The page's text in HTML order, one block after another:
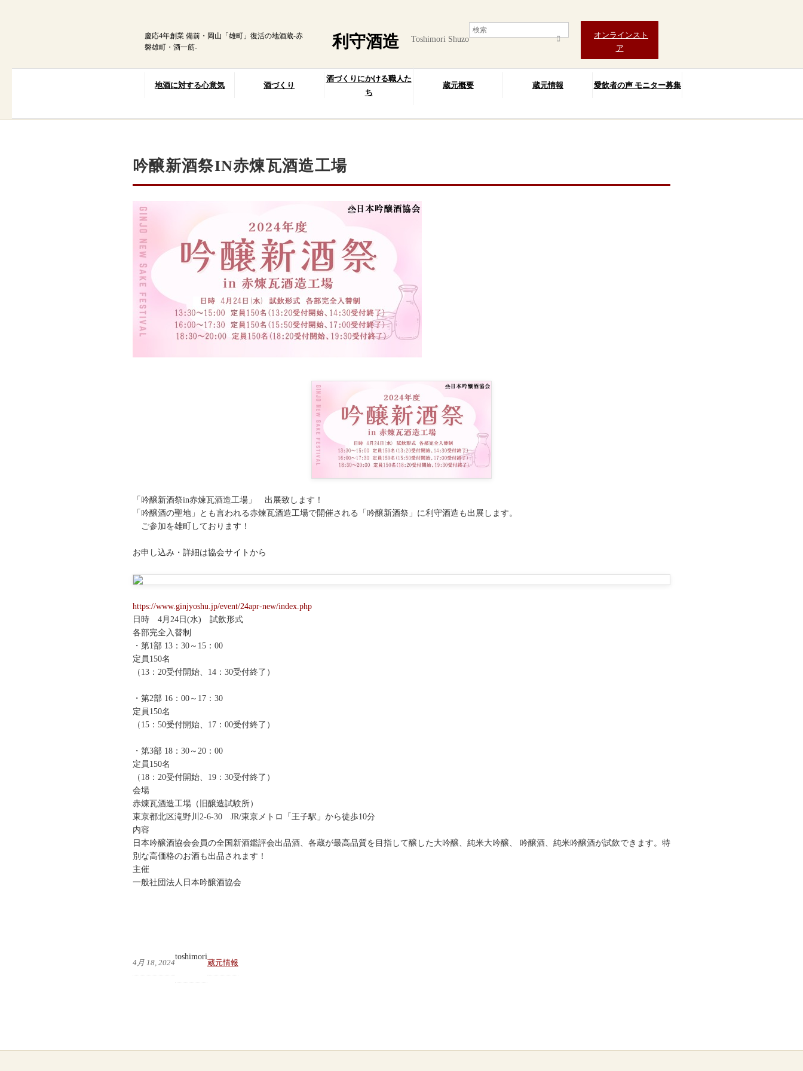
オンラインスト
ア
慶応4年創業 備前・岡山「雄町」復活の地酒蔵-赤
磐雄町・酒一筋-
利守酒造 Toshimori Shuzo
地酒に対する心意気 酒づくり
酒づくりにかける職人た
ち
蔵元概要 蔵元情報 愛飲者の声 モニター募集
吟醸新酒祭IN赤煉瓦酒造工場
「吟醸新酒祭in赤煉瓦酒造工場」 出展致します！
「吟醸酒の聖地」とも言われる赤煉瓦酒造工場で開催される「吟醸新酒祭」に利守酒造も出展します。
ご参加を雄町しております！
お申し込み・詳細は協会サイトから
https://www.ginjyoshu.jp/event/24apr-new/index.php
日時 4月24日(水) 試飲形式
各部完全入替制
・第1部 13：30～15：00
定員150名
（13：20受付開始、14：30受付終了）
・第2部 16：00～17：30
定員150名
（15：50受付開始、17：00受付終了）
・第3部 18：30～20：00
定員150名
（18：20受付開始、19：30受付終了）
会場
赤煉瓦酒造工場（旧醸造試験所）
東京都北区滝野川2-6-30 JR/東京メトロ「王子駅」から徒歩10分
内容
日本吟醸酒協会会員の全国新酒鑑評会出品酒、各蔵が最高品質を目指して醸した大吟醸、純米大吟醸、 吟醸酒、純米吟醸酒が試飲できます。特
別な高価格のお酒も出品されます！
主催
一般社団法人日本吟醸酒協会
4月 18, 2024
toshimori
蔵元情報